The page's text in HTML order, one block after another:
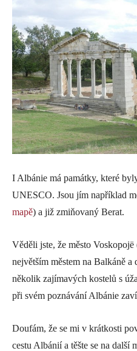
I Albánie má památky, které
UNESCO. Jsou jím například
mapě) a již zmiňovaný Berat.
Věděli jste, že město Voskopojë
největším městem na Balkáně
několik zajímavých kostelů s
při svém poznávání Albánie
Doufám, že se mi v krátkosti
cestu Albánií a těšte se na další